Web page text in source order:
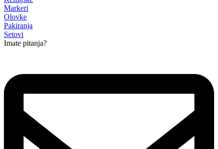
Markeri
Olovke
Pakiranja
Setovi
Imate pitanja?